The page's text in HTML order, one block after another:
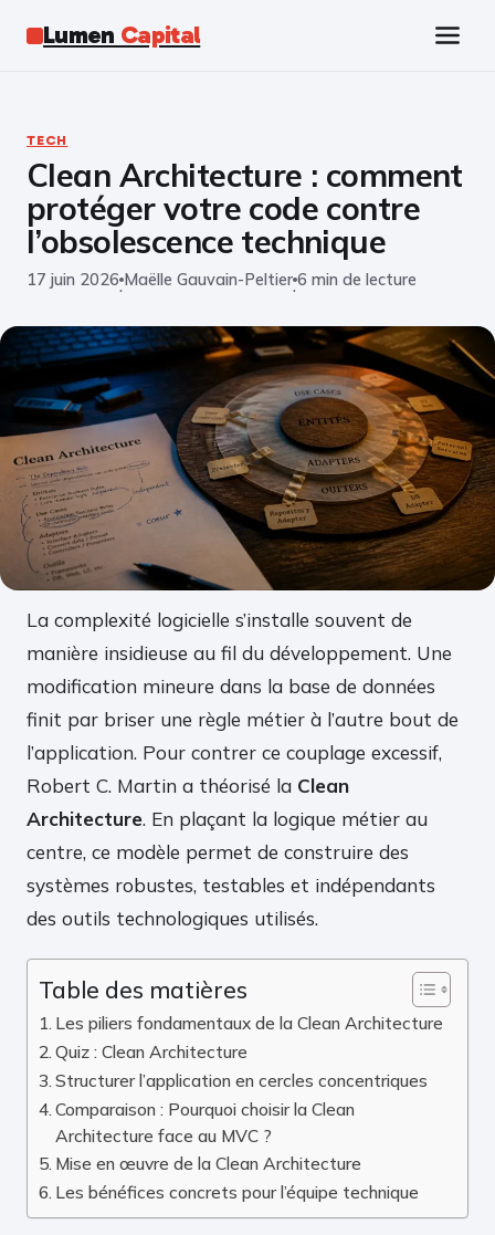
Lumen Capital
Business
Finance
Marketing
Éducation
Emploi
TECH
Clean Architecture : comment
protéger votre code contre
l’obsolescence technique
17 juin 2026
·
Maëlle Gauvain-Peltier
·
6 min de lecture
La complexité logicielle s’installe souvent de
manière insidieuse au fil du développement. Une
modification mineure dans la base de données
finit par briser une règle métier à l’autre bout de
l’application. Pour contrer ce couplage excessif,
Robert C. Martin a théorisé la Clean
Architecture. En plaçant la logique métier au
centre, ce modèle permet de construire des
systèmes robustes, testables et indépendants
des outils technologiques utilisés.
Table des matières
Les piliers fondamentaux de la Clean Architecture
Quiz : Clean Architecture
Structurer l’application en cercles concentriques
Comparaison : Pourquoi choisir la Clean
Architecture face au MVC ?
Mise en œuvre de la Clean Architecture
Les bénéfices concrets pour l’équipe technique